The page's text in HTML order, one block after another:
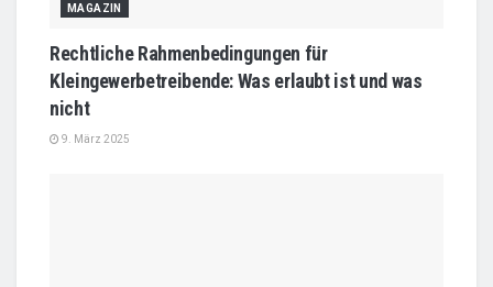
MAGAZIN
Rechtliche Rahmenbedingungen für
Kleingewerbetreibende: Was erlaubt ist und was
nicht
9. März 2025